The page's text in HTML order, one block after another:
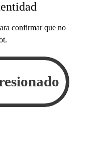
confirmar que no